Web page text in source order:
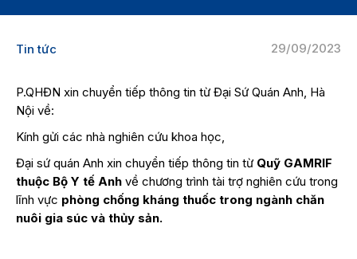
29/09/2023
Tin tức
P.QHĐN xin chuyển tiếp thông tin từ Đại Sứ Quán Anh, Hà
Nội về:
Kính gửi các nhà nghiên cứu khoa học,
Đại sứ quán Anh xin chuyển tiếp thông tin từ Quỹ GAMRIF
thuộc Bộ Y tế Anh về chương trình tài trợ nghiên cứu trong
lĩnh vực phòng chống kháng thuốc trong ngành chăn
nuôi gia súc và thủy sản.